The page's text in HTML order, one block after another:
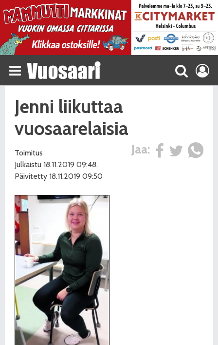
Jenni liikuttaa
vuosaarelaisia
Jaa:
Toimitus
Julkaistu 18.11.2019 09:48,
Päivitetty 18.11.2019 09:50